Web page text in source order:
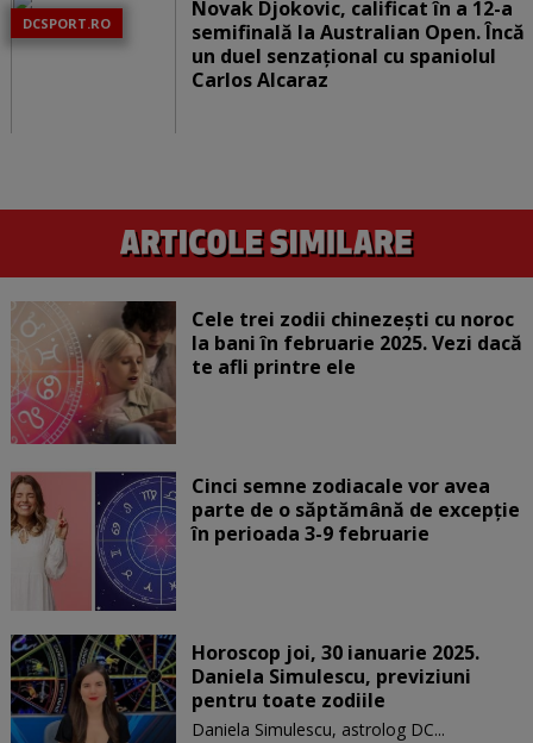
DCSPORT.RO
Novak Djokovic, calificat în a 12-a
semifinală la Australian Open. Încă
un duel senzațional cu spaniolul
Carlos Alcaraz
Cele trei zodii chinezești cu noroc
la bani în februarie 2025. Vezi dacă
te afli printre ele
Cinci semne zodiacale vor avea
parte de o săptămână de excepție
în perioada 3-9 februarie
Horoscop joi, 30 ianuarie 2025.
Daniela Simulescu, previziuni
pentru toate zodiile
Daniela Simulescu, astrolog DC...